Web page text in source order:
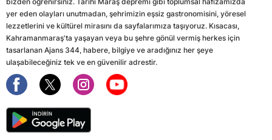
yer eden olayları unutmadan, şehrimizin eşsiz gastronomisini, yöresel
lezzetlerini ve kültürel mirasını da sayfalarımıza taşıyoruz. Kısacası,
Kahramanmaraş'ta yaşayan veya bu şehre gönül vermiş herkes için
tasarlanan Ajans 344, habere, bilgiye ve aradığınız her şeye
ulaşabileceğiniz tek ve en güvenilir adrestir.